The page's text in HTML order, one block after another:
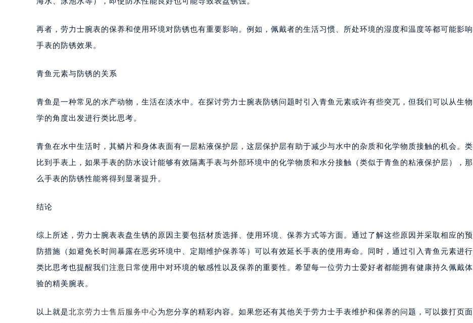
再者，劳力士腕表的保养和使用环境对防锈也有重要影响。例如，佩戴者的生活习惯、所处环境的湿度和温度等都可能影响
手表的防锈效果。
青鱼元素与防锈的关系
青鱼是一种常见的水产动物，生活在淡水中。在探讨劳力士腕表防锈问题时引入青鱼元素或许有些突兀，但我们可以从生物
学的角度出发进行类比思考。
青鱼在水中生活时，其鳞片和身体表面有一层粘液保护层，这层保护层有助于减少与水中的杂质和化学物质接触的机会。类
比到手表上，如果手表的防水设计能够有效隔离手表与外部环境中的化学物质和水分接触（类似于青鱼的粘液保护层），那
么手表的防锈性能将得到显著提升。
结论
综上所述，劳力士腕表表盘生锈的原因主要包括材质选择、使用环境、保养方式等方面。通过了解这些原因并采取相应的预
防措施（如避免长时间暴露在恶劣环境中、定期维护保养等）可以有效延长手表的使用寿命。同时，通过引入青鱼元素进行
类比思考也提醒我们注意日常使用中对环境的敏感性以及保养的重要性。希望每一位劳力士爱好者都能拥有健康持久佩戴体
验的精美腕表。
以上就是北京劳力士售后服务中心为您分享的精彩内容。如果您还有其他关于劳力士手表维护和保养的问题，可以拨打页面